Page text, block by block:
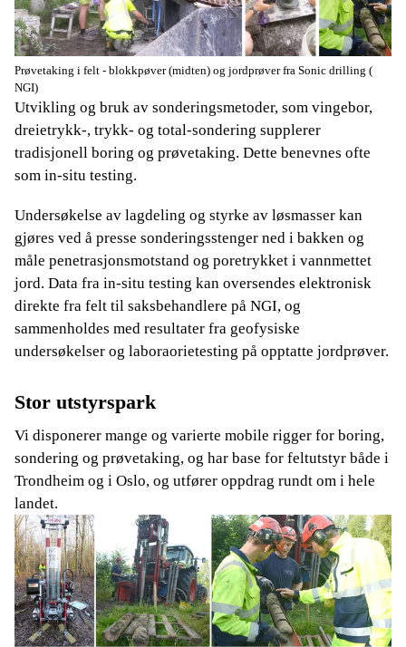
Prøvetaking i felt - blokkpøver (midten) og jordprøver fra Sonic drilling (
NGI)
Utvikling og bruk av sonderingsmetoder, som vingebor,
dreietrykk-, trykk- og total-sondering supplerer
tradisjonell boring og prøvetaking. Dette benevnes ofte
som in-situ testing.
Undersøkelse av lagdeling og styrke av løsmasser kan
gjøres ved å presse sonderingsstenger ned i bakken og
måle penetrasjonsmotstand og poretrykket i vannmettet
jord. Data fra in-situ testing kan oversendes elektronisk
direkte fra felt til saksbehandlere på NGI, og
sammenholdes med resultater fra geofysiske
undersøkelser og laboraorietesting på opptatte jordprøver.
Stor utstyrspark
Vi disponerer mange og varierte mobile rigger for boring,
sondering og prøvetaking, og har base for feltutstyr både i
Trondheim og i Oslo, og utfører oppdrag rundt om i hele
landet.